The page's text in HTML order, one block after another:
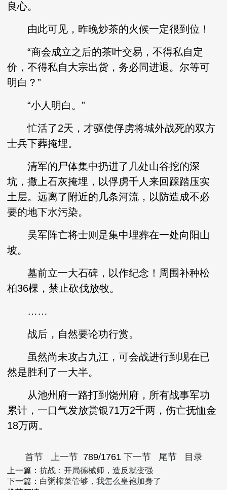
良心。
由此可见，昨晚炒茶的火候一定很到位！
“商会成立之后的茶叶交易，不得私自定
价，不得私自大宗出货，务必同进退。尔等可
明白？”
“小人明白。”
忙活了2天，才驱使俘虏将城外战死的双方
士兵下葬掩埋。
清军的尸体集中扔进了几处山谷挖的深
坑，撒上石灰掩埋，以俘虏千人来回踩踏压实
土层。远离了附近的几条河流，以防造成不必
要的地下水污染。
吴军阵亡将士则是集中埋葬在一处向阳山
坡。
墓前立一大石碑，以作纪念！周围补种松
柏36棵，禁止砍伐放牧。
……
战后，自然要论功行赏。
虽然尚未攻占九江，可会战进行到现在已
然是胜利了一大半。
从池州府一路打到饶州府，所有战事军功
累计，一口气发放赏银71万2千两，伤亡抚恤金
18万两。
首节 上一节 789/1761 下一节 尾节 目录
上一篇：抗战：开局德械师，造反就变强
下一篇： 白粥榨菜管够，我怎么皇袍加身了